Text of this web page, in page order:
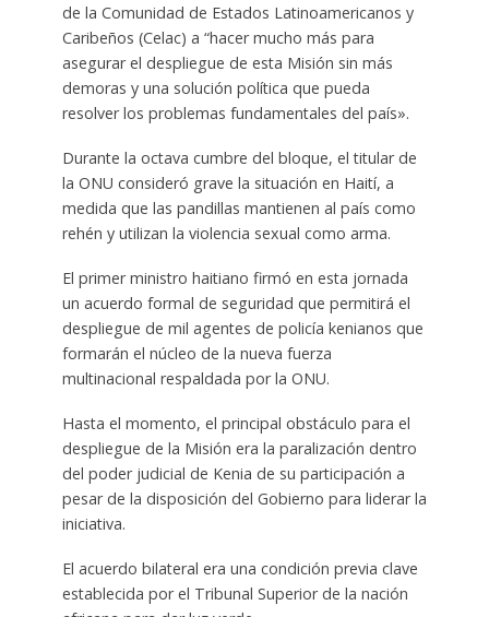
de la Comunidad de Estados Latinoamericanos y
Caribeños (Celac) a “hacer mucho más para
asegurar el despliegue de esta Misión sin más
demoras y una solución política que pueda
resolver los problemas fundamentales del país».
Durante la octava cumbre del bloque, el titular de
la ONU consideró grave la situación en Haití, a
medida que las pandillas mantienen al país como
rehén y utilizan la violencia sexual como arma.
El primer ministro haitiano firmó en esta jornada
un acuerdo formal de seguridad que permitirá el
despliegue de mil agentes de policía kenianos que
formarán el núcleo de la nueva fuerza
multinacional respaldada por la ONU.
Hasta el momento, el principal obstáculo para el
despliegue de la Misión era la paralización dentro
del poder judicial de Kenia de su participación a
pesar de la disposición del Gobierno para liderar la
iniciativa.
El acuerdo bilateral era una condición previa clave
establecida por el Tribunal Superior de la nación